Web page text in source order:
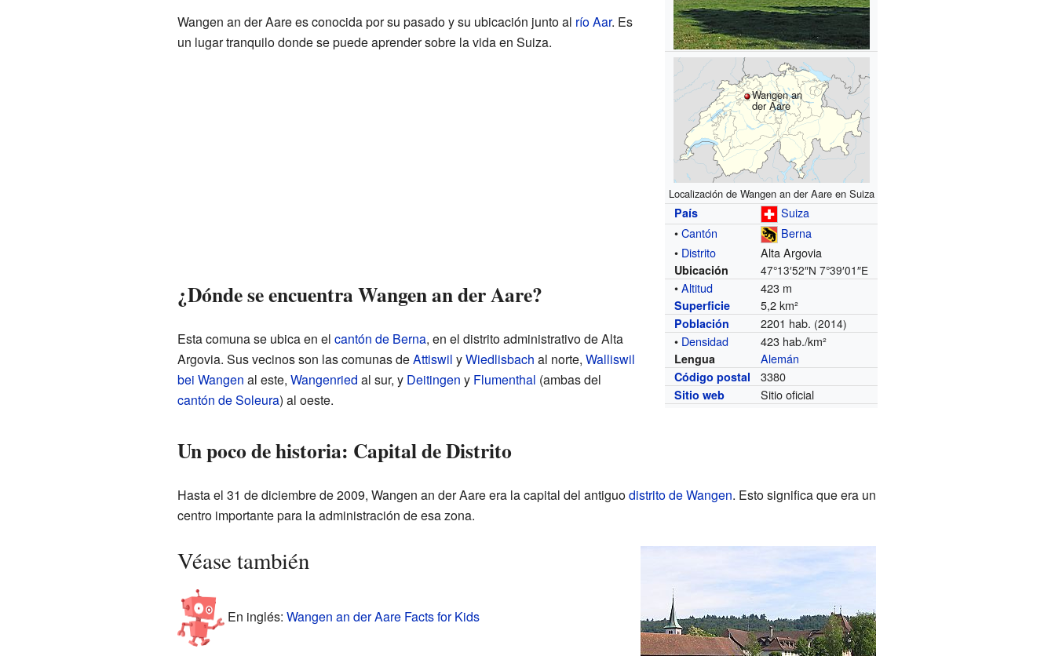
Wangen an
der Aare
Localización de Wangen an der Aare en Suiza
País
Suiza
•Cantón
Berna
• Distrito Alta Argovia
Ubicación 47°13′52″N 7°39′01″E
•Altitud 423 m
Superficie 5,2 km²
Población 2201 hab. (2014)
• Densidad 423 hab./km²
Lengua Alemán
Código postal 3380
Sitio web Sitio oficial
Wangen an der Aare es conocida por su pasado y su ubicación junto al río Aar. Es
un lugar tranquilo donde se puede aprender sobre la vida en Suiza.
¿Dónde se encuentra Wangen an der Aare?
Esta comuna se ubica en el cantón de Berna, en el distrito administrativo de Alta
Argovia. Sus vecinos son las comunas deAttiswil yWiedlisbach al norte, Walliswil
bei Wangen al este, Wangenried al sur, y Deitingen y Flumenthal (ambas del
cantón de Soleura) al oeste.
Un poco de historia: Capital de Distrito
Hasta el 31 de diciembre de 2009, Wangen an der Aare era la capital del antiguodistrito de Wangen. Esto significa que era un
centro importante para la administración de esa zona.
Véase también
En inglés: Wangen an der Aare Facts for Kids